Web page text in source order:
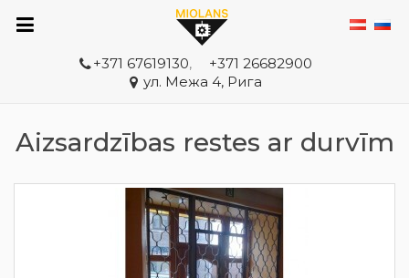
+371 67619130,
+371 26682900
ул. Межа 4, Рига
Aizsardzības restes ar durvīm